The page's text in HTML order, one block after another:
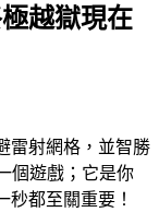
越獄現在
雷射網格，並智勝
個遊戲；它是你
秒都至關重要！